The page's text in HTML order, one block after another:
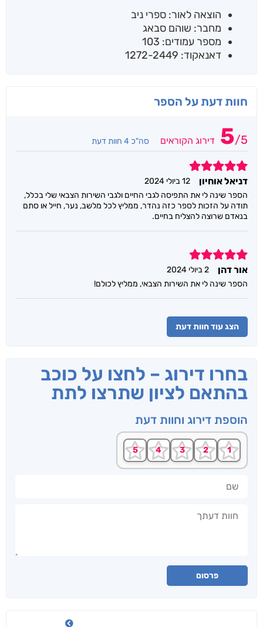
הוצאה לאור: ספרי ניב
מחבר: שוהם סבאג
מספר עמודים: 103
דאנאקוד: 1272-2449
חוות דעת על הספר
5/5 דירוג הקוראים סה"כ 4 חוות דעת
5
דניאל אוחיון
12 ביולי 2024
הספר שינה לי את התפיסה לגבי החיים ולגבי השירות הצבאי שלי בכלל,
תודה על הזכות לספר כזה נהדר, ממליץ לכל מלשב, נער, חייל או סתם
בנאדם שרוצה להצליח בחיים.
5
אור דהן
2 ביולי 2024
הספר שינה לי את השירות הצבאי, ממליץ לכולם!
הצג עוד חוות דעת
בחרו דירוג – לחצו על כוכב
בהתאם לציון שתרצו לתת
הוספת דירוג וחוות דעת
פרסום